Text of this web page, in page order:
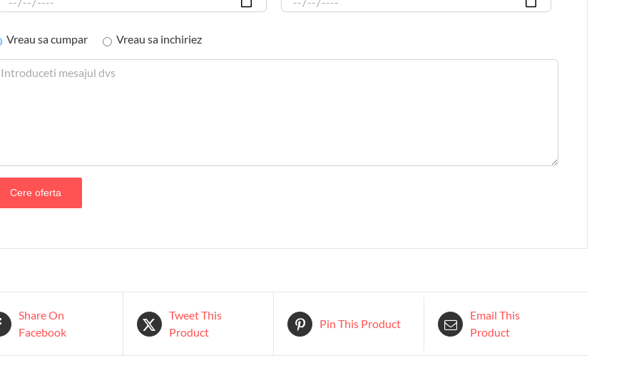
Vreau sa cumpar Vreau sa inchiriez
Share On
Facebook
Tweet This
Product
Pin This Product
Email This
Product